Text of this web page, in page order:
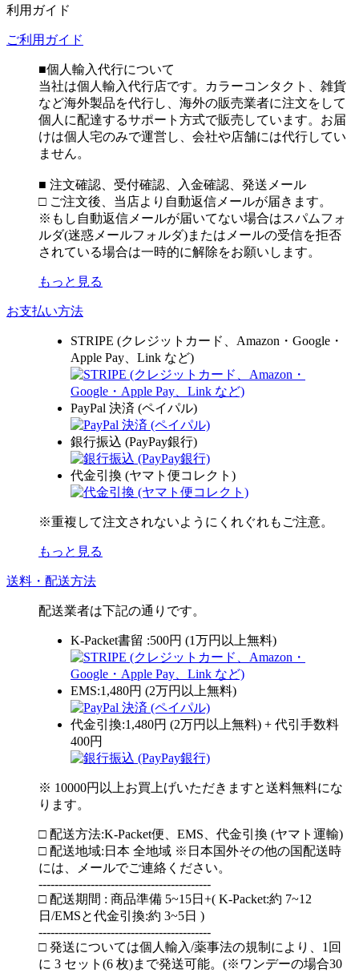
利用ガイド
ご利用ガイド
■個人輸入代行について
当社は個人輸入代行店です。カラーコンタクト、雑貨
など海外製品を代行し、海外の販売業者に注文をして
個人に配達するサポート方式で販売しています。お届
けは個人宅のみで運営し、会社や店舗には代行してい
ません。
■ 注文確認、受付確認、入金確認、発送メール
□ ご注文後、当店より自動返信メールが届きます。
※もし自動返信メールが届いてない場合はスパムフォ
ルダ(迷惑メールフォルダ)またはメールの受信を拒否
されている場合は一時的に解除をお願いします。
もっと見る
お支払い方法
STRIPE (クレジットカード、Amazon・Google・
Apple Pay、Link など)
PayPal 決済 (ペイパル)
銀行振込 (PayPay銀行)
代金引換 (ヤマト便コレクト)
※重複して注文されないようにくれぐれもご注意。
もっと見る
送料・配送方法
配送業者は下記の通りです。
K-Packet書留 :500円 (1万円以上無料)
EMS:1,480円 (2万円以上無料)
代金引換:1,480円 (2万円以上無料) + 代引手数料
400円
※ 10000円以上お買上げいただきますと送料無料にな
ります。
□ 配送方法:K-Packet便、EMS、代金引換 (ヤマト運輸)
□ 配送地域:日本 全地域 ※日本国外その他の国配送時
には、メールでご連絡ください。
-------------------------------------------
□ 配送期間 : 商品準備 5~15日+( K-Packet:約 7~12
日/EMSと代金引換:約 3~5日 )
-------------------------------------------
□ 発送については個人輸入/薬事法の規制により、1回
に 3 セット(6 枚)まで発送可能。(※ワンデーの場合30